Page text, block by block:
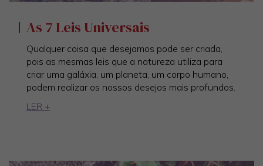
As 7 Leis Universais
Qualquer coisa que desejamos pode ser criada,
pois as mesmas leis que a natureza utiliza para
criar uma galáxia, um planeta, um corpo humano,
podem realizar os nossos desejos mais profundos.
LER +